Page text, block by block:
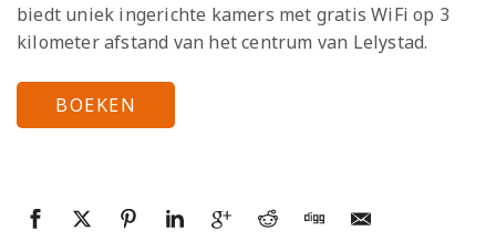
biedt uniek ingerichte kamers met gratis WiFi op 3
kilometer afstand van het centrum van Lelystad.
BOEKEN